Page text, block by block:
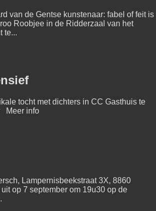
van de Gentse kunstenaar: fabel of feit is
Roobjee in de Ridderzaal van het
te...
tocht met dichters in CC Gasthuis te
Meer info
Lampernisbeekstraat 3X, 8860
op 7 september om 19u30 op de